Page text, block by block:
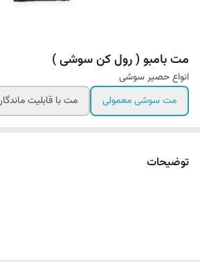
مت بامبو ( رول کن سوشی )
انواع حصیر سوشی
مت سوشی معمولی
مت با قابلیت ماندگاری بالا
توضیحات